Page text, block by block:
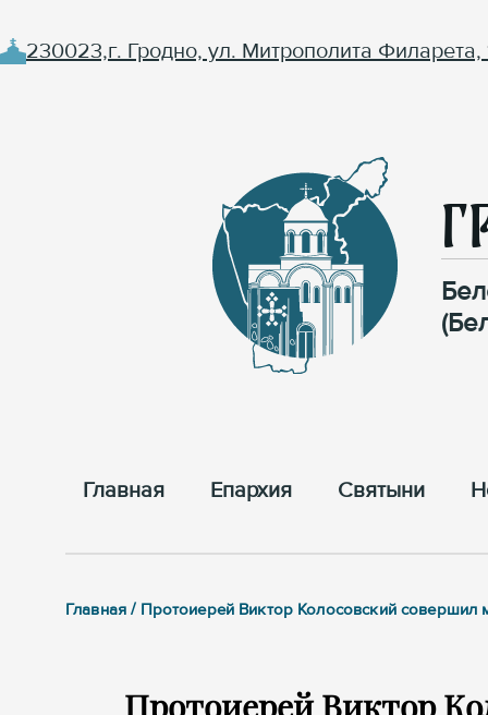
230023,г. Гродно, ул. Митрополита Филарета,
Главная Епархия Cвятыни
Главная / Протоиерей Виктор Колосовский совершил
Протоиерей Виктор